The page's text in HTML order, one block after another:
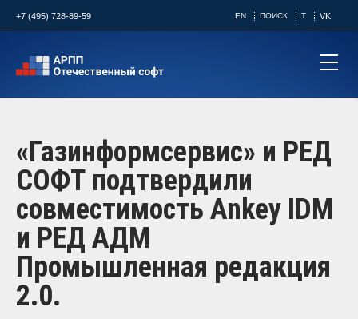
+7 (495) 728-89-59 EN ПОИСК T VK
«Газинформсервис» и РЕД
СОФТ подтвердили
совместимость Ankey IDM
и РЕД АДМ
Промышленная редакция
2.0.